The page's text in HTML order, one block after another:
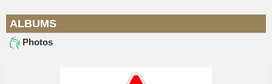
ALBUMS
Photos